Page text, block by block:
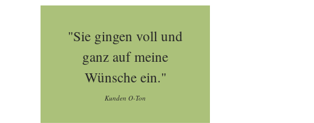
"Sie gingen voll und
ganz auf meine
Wünsche ein."
Kunden O-Ton